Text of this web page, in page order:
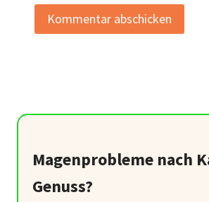
Magenprobleme nach
Genuss?